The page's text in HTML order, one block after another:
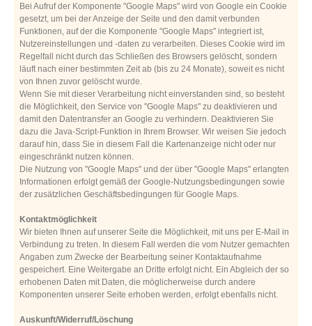
Bei Aufruf der Komponente "Google Maps" wird von Google ein Cookie
gesetzt, um bei der Anzeige der Seite und den damit verbunden
Funktionen, auf der die Komponente "Google Maps" integriert ist,
Nutzereinstellungen und -daten zu verarbeiten. Dieses Cookie wird im
Regelfall nicht durch das Schließen des Browsers gelöscht, sondern
läuft nach einer bestimmten Zeit ab (bis zu 24 Monate), soweit es nicht
von Ihnen zuvor gelöscht wurde.
Wenn Sie mit dieser Verarbeitung nicht einverstanden sind, so besteht
die Möglichkeit, den Service von "Google Maps" zu deaktivieren und
damit den Datentransfer an Google zu verhindern. Deaktivieren Sie
dazu die Java-Script-Funktion in Ihrem Browser. Wir weisen Sie jedoch
darauf hin, dass Sie in diesem Fall die Kartenanzeige nicht oder nur
eingeschränkt nutzen können.
Die Nutzung von "Google Maps" und der über "Google Maps" erlangten
Informationen erfolgt gemäß der Google-Nutzungsbedingungen sowie
der zusätzlichen Geschäftsbedingungen für Google Maps.
Kontaktmöglichkeit
Wir bieten Ihnen auf unserer Seite die Möglichkeit, mit uns per E-Mail in
Verbindung zu treten. In diesem Fall werden die vom Nutzer gemachten
Angaben zum Zwecke der Bearbeitung seiner Kontaktaufnahme
gespeichert. Eine Weitergabe an Dritte erfolgt nicht. Ein Abgleich der so
erhobenen Daten mit Daten, die möglicherweise durch andere
Komponenten unserer Seite erhoben werden, erfolgt ebenfalls nicht.
Auskunft/Widerruf/Löschung